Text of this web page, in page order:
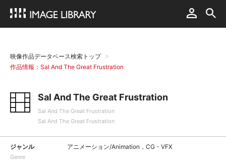
映像作品データベース検索トップ
作品情報：Sal And The Great Frustration
Sal And The Great Frustration
Sal And The Great Frustration
Sal And The Great Frustration
ジャンル
Genre
アニメーション/Animation，CG・VFX